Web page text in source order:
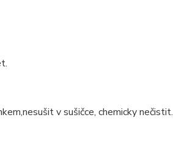
v sušičce, chemicky nečistit.